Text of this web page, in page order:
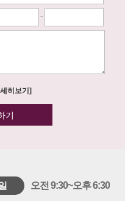
-
히보기]
기
오전 9:30~오후 6:30